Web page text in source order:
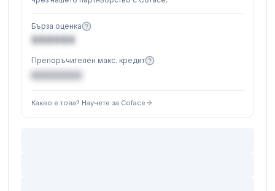
Бърза оценка
XXXXXX
Препоръчителен макс. кредит
€XXXXXX
Какво е това? Научете за Coface